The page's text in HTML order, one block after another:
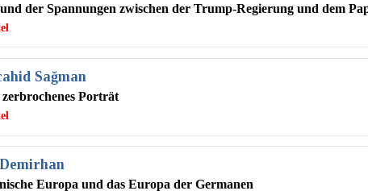
der Spannungen zwischen der Trump-Regierung und dem
Sağman
Porträt
Europa und das Europa der Germanen